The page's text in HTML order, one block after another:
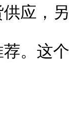
应，
。这